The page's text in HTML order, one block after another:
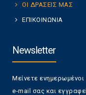
ΟΙ ΔΡΑΣΕΙΣ ΜΑΣ
ΕΠΙΚΟΙΝΩΝΙΑ
Newsletter
Μείνετε
e-mail σας και